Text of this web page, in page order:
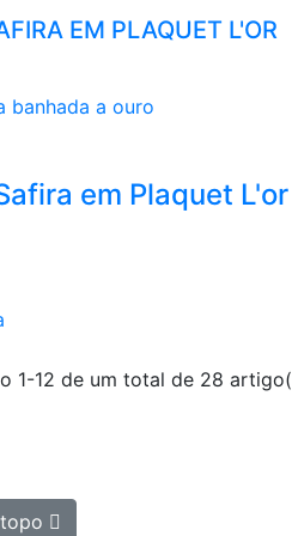
EM PLAQUET L'OR
banhada a ouro
em Plaquet L'or
1-12 de um total de 28
